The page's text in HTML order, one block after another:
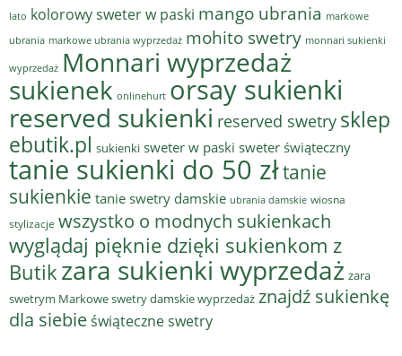
lato kolorowy sweter w paski mango ubrania markowe
ubrania markowe ubrania wyprzedaż mohito swetry monnari sukienki
wyprzedaż Monnari wyprzedaż
sukienek onlinehurt orsay sukienki
reserved sukienki reserved swetry sklep
ebutik.pl sukienki sweter w paski sweter świąteczny
tanie sukienki do 50 złtanie
sukienkie tanie swetry damskie ubrania damskie wiosna
stylizacje wszystko o modnych sukienkach
wyglądaj pięknie dzięki sukienkom z
Butik zara sukienki wyprzedaż zara
swetrym Markowe swetry damskie wyprzedaż znajdź sukienkę
dla siebieświąteczne swetry